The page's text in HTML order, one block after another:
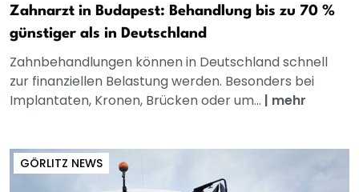
Zahnarzt in Budapest: Behandlung bis zu 70 %
günstiger als in Deutschland
Zahnbehandlungen können in Deutschland schnell
zur finanziellen Belastung werden. Besonders bei
Implantaten, Kronen, Brücken oder um... | mehr
GÖRLITZ NEWS